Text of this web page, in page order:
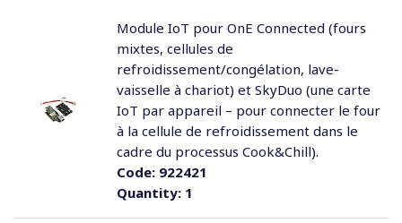
Quantity:1
Code:922421
Module IoT pour OnE Connected (fours
mixtes, cellules de
refroidissement/congélation, lave-
vaisselle à chariot) et SkyDuo (une carte
IoT par appareil – pour connecter le four
à la cellule de refroidissement dans le
cadre du processus Cook&Chill).